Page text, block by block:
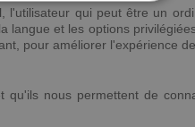
qui peut être un
langue et les options
pour améliorer l'expérience
nous permettent de